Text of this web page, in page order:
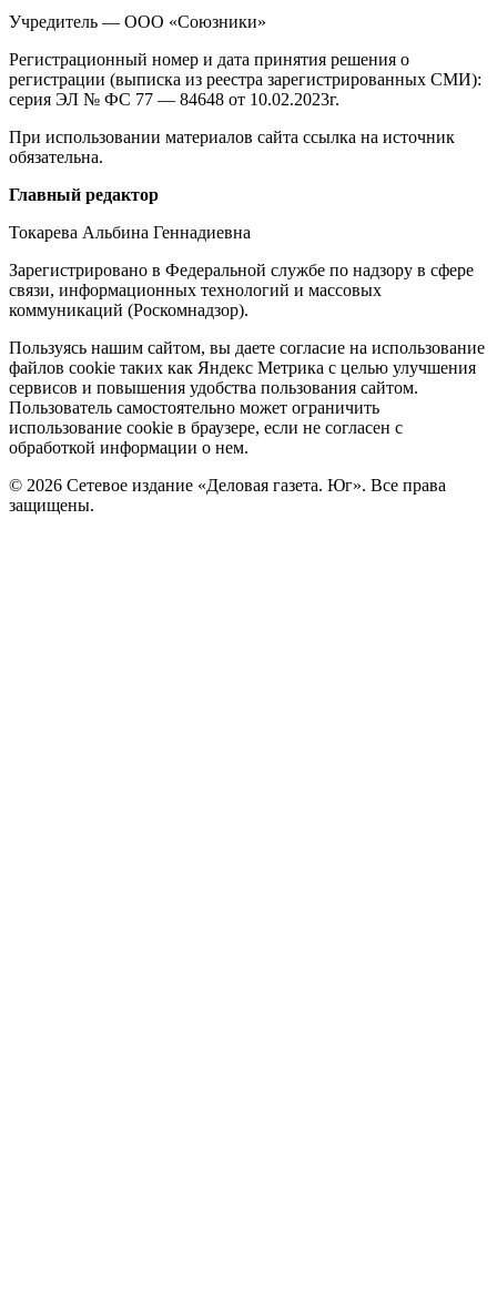
о
издании
Учредитель — ООО «Союзники»
Регистрационный номер и дата принятия решения о
регистрации (выписка из реестра зарегистрированных СМИ):
серия ЭЛ № ФС 77 — 84648 от 10.02.2023г.
При использовании материалов сайта ссылка на источник
обязательна.
Редакция
Главный редактор
Токарева Альбина Геннадиевна
Зарегистрировано в Федеральной службе по надзору в сфере
связи, информационных технологий и массовых
коммуникаций (Роскомнадзор).
Политика
cookie
Пользуясь нашим сайтом, вы даете согласие на использование
файлов cookie таких как Яндекс Метрика с целью улучшения
сервисов и повышения удобства пользования сайтом.
Пользователь самостоятельно может ограничить
использование cookie в браузере, если не согласен с
обработкой информации о нем.
© 2026 Сетевое издание «Деловая газета. Юг». Все права
защищены.